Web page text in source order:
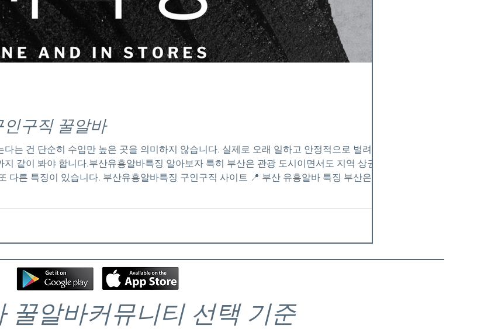
구직 꿀알바
는 건 단순히 수입만 높은 곳을 의미하지 않습니다. 실제로 오래 일하고 안정적으로 벌려면 손
알바특징 알아보자 특히 부산은 관광 도시이면서도 지역 상권이 강
다른 특징이 있습니다. 부산유흥알바특징 구인구직 사이트 📍 부산 유흥알바 특징 부산은 크게
유지 특히 해운대, 서면, 광안리 쪽은👉 외지 손님 + 관광 수요가 많아서👉 단기간 고수익이
꿀알바커뮤니티 선택 기준